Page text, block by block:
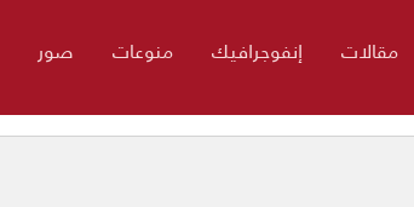
مقالات إنفوجرافيك منوعات صور